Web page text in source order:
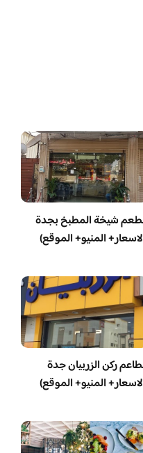
شيخة المطبخ بجدة
المنيو+ الموقع)
ركن الزربيان جدة
المنيو+ الموقع)